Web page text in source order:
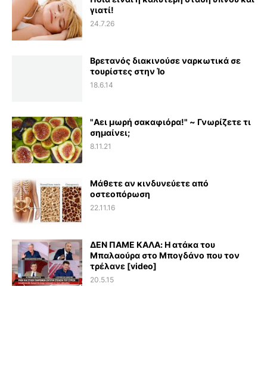
γιατί!
24.7.26
Βρετανός διακινούσε ναρκωτικά σε
τουρίστες στην Ίο
18.6.14
"Αει μωρή σακαφιόρα!" ~ Γνωρίζετε τι
σημαίνει;
8.11.21
Μάθετε αν κινδυνεύετε από
οστεοπόρωση
22.11.16
ΔΕΝ ΠΑΜΕ ΚΑΛΑ: Η ατάκα του
Μπαλαούρα στο Μπογδάνο που τον
τρέλανε [video]
20.5.15